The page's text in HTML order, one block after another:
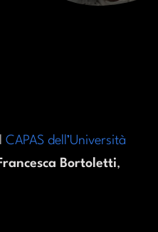
CAPAS dell’Università
Bortoletti,